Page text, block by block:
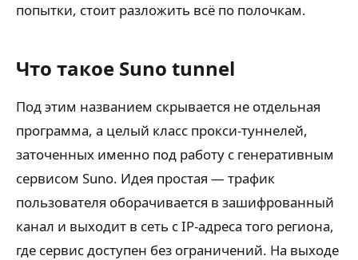
попытки, стоит разложить всё по полочкам.
Что такое Suno tunnel
Под этим названием скрывается не отдельная
программа, а целый класс прокси-туннелей,
заточенных именно под работу с генеративным
сервисом Suno. Идея простая — трафик
пользователя оборачивается в зашифрованный
канал и выходит в сеть с IP-адреса того региона,
где сервис доступен без ограничений. На выходе